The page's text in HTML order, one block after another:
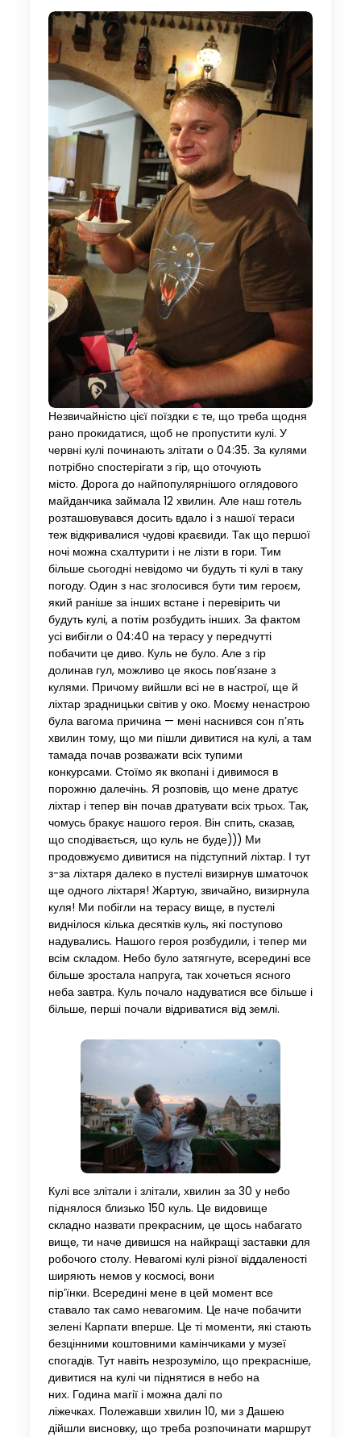
Незвичайністю цієї поїздки є те, що треба щодня
рано прокидатися, щоб не пропустити кулі. У
червні кулі починають злітати о 04:35. За кулями
потрібно спостерігати з гір, що оточують
місто. Дорога до найпопулярнішого оглядового
майданчика займала 12 хвилин. Але наш готель
розташовувався досить вдало і з нашої тераси
теж відкривалися чудові краєвиди. Так що першої
ночі можна схалтурити і не лізти в гори. Тим
більше сьогодні невідомо чи будуть ті кулі в таку
погоду. Один з нас зголосився бути тим героєм,
який раніше за інших встане і перевірить чи
будуть кулі, а потім розбудить інших. За фактом
усі вибігли о 04:40 на терасу у передчутті
побачити це диво. Куль не було. Але з гір
долинав гул, можливо це якось пов’язане з
кулями. Причому вийшли всі не в настрої, ще й
ліхтар зрадницьки світив у око. Моєму ненастрою
була вагома причина — мені наснився сон п’ять
хвилин тому, що ми пішли дивитися на кулі, а там
тамада почав розважати всіх тупими
конкурсами. Стоїмо як вкопані і дивимося в
порожню далечінь. Я розповів, що мене дратує
ліхтар і тепер він почав дратувати всіх трьох. Так,
чомусь бракує нашого героя. Він спить, сказав,
що сподівається, що куль не буде))) Ми
продовжуємо дивитися на підступний ліхтар. І тут
з-за ліхтаря далеко в пустелі визирнув шматочок
ще одного ліхтаря! Жартую, звичайно, визирнула
куля! Ми побігли на терасу вище, в пустелі
виднілося кілька десятків куль, які поступово
надувались. Нашого героя розбудили, і тепер ми
всім складом. Небо було затягнуте, всередині все
більше зростала напруга, так хочеться ясного
неба завтра. Куль почало надуватися все більше і
більше, перші почали відриватися від землі.
Кулі все злітали і злітали, хвилин за 30 у небо
піднялося близько 150 куль. Це видовище
складно назвати прекрасним, це щось набагато
вище, ти наче дивишся на найкращі заставки для
робочого столу. Невагомі кулі різної віддаленості
ширяють немов у космосі, вони
пір’їнки. Всередині мене в цей момент все
ставало так само невагомим. Це наче побачити
зелені Карпати вперше. Це ті моменти, які стають
безцінними коштовними камінчиками у музеї
спогадів. Тут навіть незрозуміло, що прекрасніше,
дивитися на кулі чи піднятися в небо на
них. Година магії і можна далі по
ліжечках. Полежавши хвилин 10, ми з Дашею
дійшли висновку, що треба розпочинати маршрут